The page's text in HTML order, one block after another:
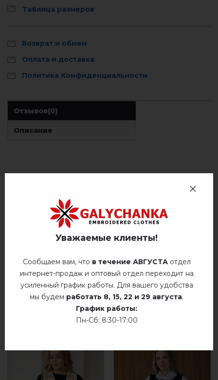
Таблица размеров
Возврат и обмен
Оплата и доставка
Политика Конфиденциальности
Отзывов(0)
Описание
ОТЗЫВЫ О БЕРЕСТЯНКА (ШОКОЛАД)
добавьте свой отзыв о Берестянка (шоколад)
РЕКОМЕНДУЕМЫЕ ТОВАРЫ
Уважаемые клиенты!
Сообщаем вам, что в течение АВГУСТАотдел
интернет-продаж и оптовый отдел переходит на
усиленный график работы. Для вашего удобства
мы будем работать 8, 15, 22 и 29 августа.
График работы:
Пн-Сб: 8:30-17:00